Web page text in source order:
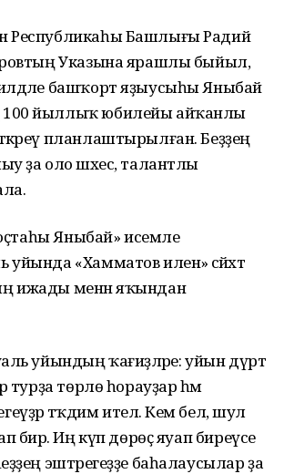
Республикаһы Башлығы Радий
Указына ярашлы быйыл,
башҡорт яҙыусыһы Яныбай
йыллыҡ юбилейы айҡанлы
планлаштырылған. Беҙҙең
ҙа оло шәхес, талантлы
оҫтаһы Яныбай» исемле
«Хамматов иленә» сәйәхәт
ижады менән яҡындан
уйындың ҡағиҙәләре: уйын дүрт
турҙа төрлө һорауҙар һәм
тәҡдим ителә. Кем белә, шул
бирә. Иң күп дөрөҫ яуап биреүсе
эштәрегеҙҙе баһалаусылар ҙа